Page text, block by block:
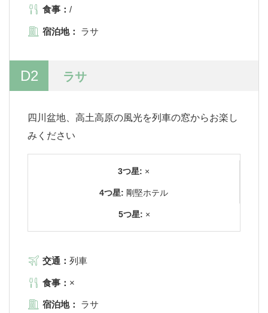
食事： /
宿泊地： ラサ
D2 ラサ
四川盆地、高土高原の風光を列車の窓からお楽し
みください
3つ星: ×
4つ星: 剛堅ホテル
5つ星: ×
交通： 列車
食事： ×
宿泊地： ラサ